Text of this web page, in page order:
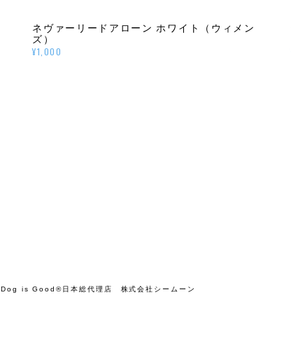
ネヴァーリードアローン ホワイト（ウィメン
ズ）
¥1,000
Dog is Good®日本総代理店 株式会社シームーン